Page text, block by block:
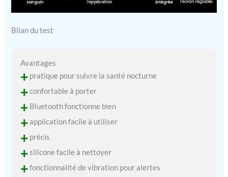
Bilan du test
Avantages
+ pratique pour suivre la santé nocturne
+confortable à porter
+ Bluetooth fonctionne bien
+application facile à utiliser
+ précis
+silicone facile à nettoyer
+fonctionnalité de vibration pour alertes